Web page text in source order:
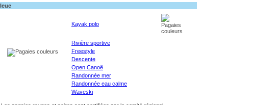
Kayak polo
Rivière sportive
Freestyle
Descente
Open Canoë
Randonnée mer
Randonnée eau calme
Waveski